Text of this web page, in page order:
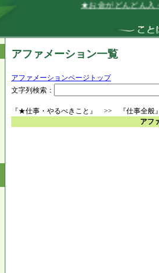
★お金がどんどん入っ
アファメーション一覧
アファメーションページトップ
文字列検索：
『★仕事・やるべきこと』 >> 『仕事全般
アフ